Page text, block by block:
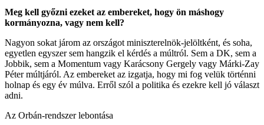
Meg kell győzni ezeket az embereket, hogy ön máshogy
kormányozna, vagy nem kell?
Nagyon sokat járom az országot miniszterelnök-jelöltként, és soha,
egyetlen egyszer sem hangzik el kérdés a múltról. Sem a DK, sem a
Jobbik, sem a Momentum vagy Karácsony Gergely vagy Márki-Zay
Péter múltjáról. Az embereket az izgatja, hogy mi fog velük történni
holnap és egy év múlva. Erről szól a politika és ezekre kell jó választ
adni.
Az Orbán-rendszer lebontása